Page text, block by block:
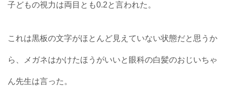
子どもの視力は両目とも0.2と言われた。
これは黒板の文字がほとんど見えていない状態だと思うか
ら、メガネはかけたほうがいいと眼科の白髪のおじいちゃ
ん先生は言った。